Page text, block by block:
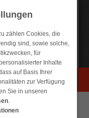
Impressum
verzichte auf eine
zählen Cookies, die
sind, sowie solche,
für
Inhalte
auf Basis Ihrer
zur Verfügung
Sie in unseren
.